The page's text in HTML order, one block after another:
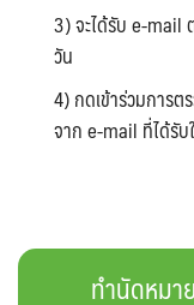
3) จะได้รับ e-mail
วัน
4) กดเข้าร่วมการต
จาก e-mail ที่ได้รับ
ทำนัดหมา